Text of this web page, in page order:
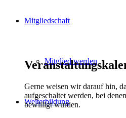
Mitgliedschaft
Mitglied werden
Weiterbildung
Gerne weisen wir darauf hin,
aufgeschaltet werden, bei
bewilligt wurden.